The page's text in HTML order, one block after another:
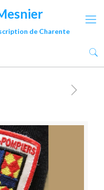
de Charente